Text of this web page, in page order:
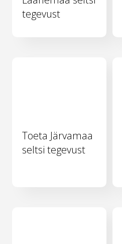
tegevust
Toeta Järvamaa
seltsi tegevust